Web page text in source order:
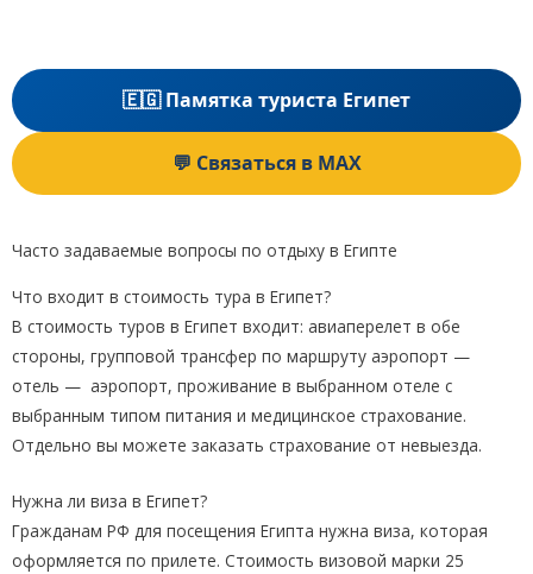
🇪🇬 Памятка туриста Египет
💬 Связаться в MAX
Часто задаваемые вопросы по отдыху в Египте
Что входит в стоимость тура в Египет?
В стоимость туров в Египет входит: авиаперелет в обе
стороны, групповой трансфер по маршруту аэропорт —
отель — аэропорт, проживание в выбранном отеле с
выбранным типом питания и медицинское страхование.
Отдельно вы можете заказать страхование от невыезда.
Нужна ли виза в Египет?
Гражданам РФ для посещения Египта нужна виза, которая
оформляется по прилете. Стоимость визовой марки 25